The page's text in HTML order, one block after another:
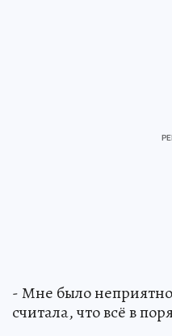
- Мне было
считала, что всё в